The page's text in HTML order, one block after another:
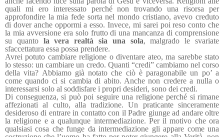
quali mi ero interessato perché non trovando una risorsa per
approfondire la mia fede sorta nel mondo cristiano, avevo creduto
di dover anche oppormi a esso. Invece, mi sarei poi reso conto che
la mia avversione era solo frutto di una mancanza di comprensione
su quanto la vera realtà sia una sola, malgrado le svariate
sfaccettatura essa possa prendere.
Avrei potuto cambiare religione o diventare ateo, ma sarebbe stato
lo stesso: un cambiare un credo. Quanti “credi” cambiamo nel corso
della vita? Abbiamo già notato che ciò è paragonabile un po’ a
come quando ci si cambia di abito. Anche non credere a nulla o
interessarsi solo al soddisfare i propri desideri, sono dei credi.
Di conseguenza, si può poi seguire una religione perché si rimane
affezionati al culto, alla tradizione. Un praticante sinceramente
desideroso di entrare in contatto con il Padre giunge ad andare oltre
la religione e a qualunque intermediazione. Per il motivo che ora
qualsiasi cosa che funge da intermediazione gli appare come una